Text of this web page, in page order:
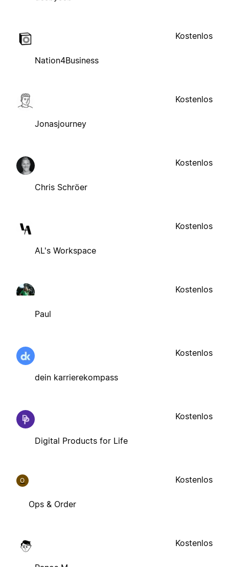
Nation4Business
Kostenlos
Jonasjourney
Kostenlos
Chris Schröer
Kostenlos
AL's Workspace
Kostenlos
Paul
Kostenlos
dein karrierekompass
Kostenlos
Digital Products for Life
Kostenlos
O
Ops & Order
Kostenlos
Kostenlos